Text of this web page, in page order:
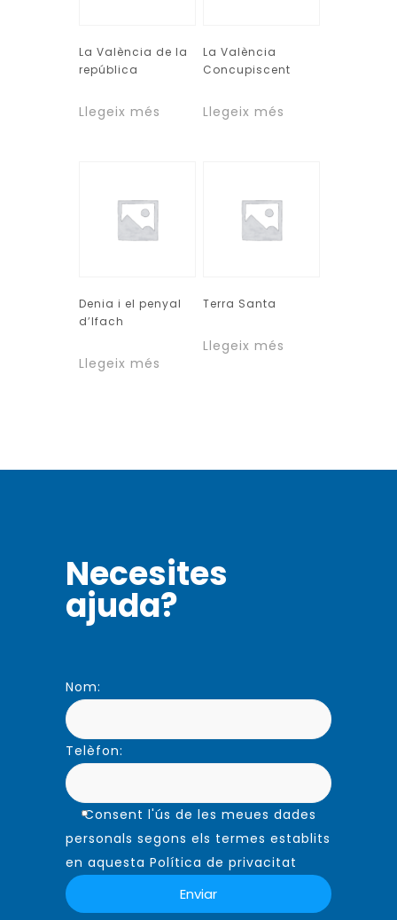
La València de la
república
Llegeix més
La València
Concupiscent
Llegeix més
Denia i el penyal
d’Ifach
Llegeix més
Terra Santa
Llegeix més
Necesites
ajuda?
Nom:
Telèfon:
Consent l'ús de les meues dades
personals segons els termes establits
en aquesta Política de privacitat